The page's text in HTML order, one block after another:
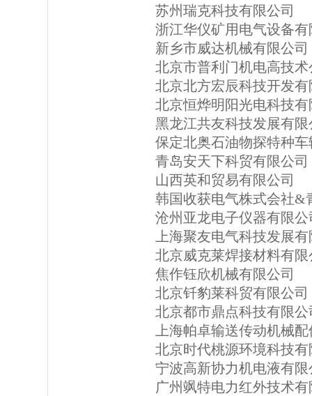
苏州瑞克科技有限公司
浙江华仪矿用电气设备有
新乡市威达机械有限公司
北京市普利门机电高技术
北京北方宏辰科技开发有
北京恒烨明阳光电科技有
黑龙江共友科技发展有限
保定北奥石油物探特种
青岛安天下科贸有限公司
山西英和贸易有限公司
韩国收获电气株式会社&
沧州亚龙电子仪器有限公
上海聚友电气科技发展
北京威克莱焊接材料有限
焦作钰欣机械有限公司
北京钎豹莱科贸有限公司
北京都市鼎点科技有限公
上海帕卓输送传动机械
北京时代桃源环境科技有
宁波高新协力机电液有限
广州飒特电力红外技术